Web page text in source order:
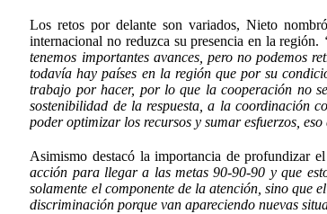
Los retos por delante son variados, Nieto
internacional no reduzca su presencia en la región.
tenemos importantes avances, pero no podemos
todavía hay países en la región que por su
trabajo por hacer, por lo que la cooperación no
sostenibilidad de la respuesta, a la coordinación
poder optimizar los recursos y sumar esfuerzos,
Asimismo destacó la importancia de profundizar
acción para llegar a las metas 90-90-90 y que
solamente el componente de la atención, sino que
discriminación porque van apareciendo nuevas